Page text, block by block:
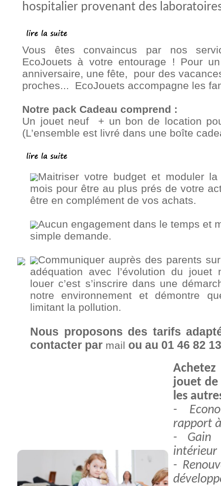
hospitalier provenant des
Vous êtes convaincus par nos
EcoJouets à votre entourage ! Pour
anniversaire, une fête, pour des
proches... EcoJouets accompagne les
Notre pack Cadeau comprend :
Un jouet neuf + un bon de location
(L’ensemble est livré dans une boîte
Maitriser votre budget et moduler
mois pour être au plus prés de votre
être en complément de vos achats.
Aucun engagement dans le temps et
simple demande.
Communiquer auprès des parents
adéquation avec l’évolution du jouet
louer c’est s’inscrire dans une
notre environnement et démontre
limitant la pollution.
Nous proposons des tarifs
contacter par mail ou au 01 46 82
jouet de
les
-
rapport
- Gain
intérieur
-